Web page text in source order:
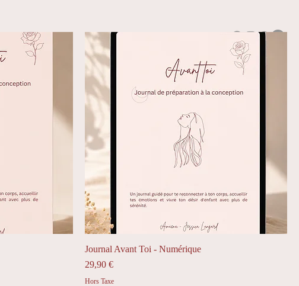
Services Boutique
Journal Avant Toi - Numérique
Prix
29,90 €
Hors Taxe